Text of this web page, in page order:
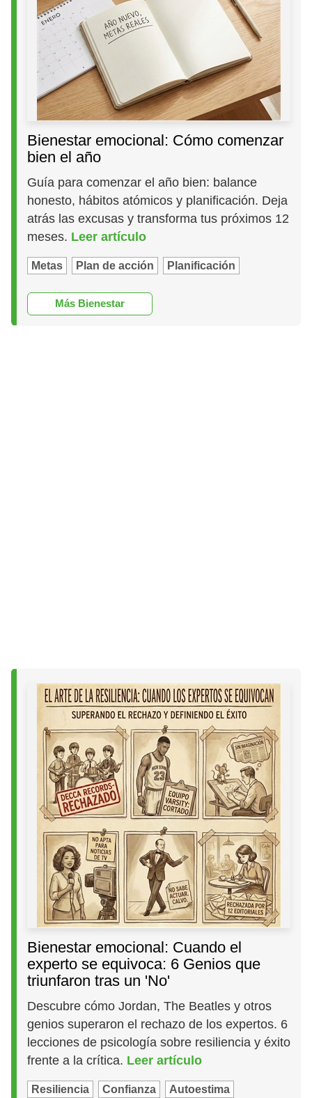
Bienestar emocional: Cómo comenzar
bien el año
Guía para comenzar el año bien: balance
honesto, hábitos atómicos y planificación. Deja
atrás las excusas y transforma tus próximos 12
meses. Leer artículo
Metas Plan de acción Planificación
Más Bienestar
Bienestar emocional: Cuando el
experto se equivoca: 6 Genios que
triunfaron tras un 'No'
Descubre cómo Jordan, The Beatles y otros
genios superaron el rechazo de los expertos. 6
lecciones de psicología sobre resiliencia y éxito
frente a la crítica. Leer artículo
Resiliencia Confianza Autoestima